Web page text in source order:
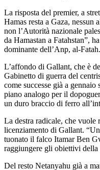
La risposta del premier, a
Hamas resta a Gaza, nessun
non l’Autorità nazionale
da Hamastan a Fatahstan”,
dominante dell’Anp, al-Fatah.
L’affondo di Gallant, che è
Gabinetto di guerra del
come successe già a
piano analogo per il
un duro braccio di ferro
La destra radicale, che vuole
licenziamento di Gallant.
tuonato il falco Itamar Ben
raggiungere gli obiettivi della
Del resto Netanyahu già a